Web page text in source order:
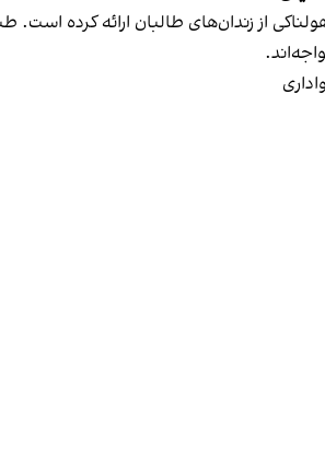
هولناکی از زندان‌های طالبان ارائه کرده